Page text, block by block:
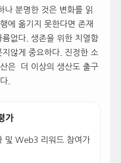
나 분명한 것은 변화를 읽
에 옮기지 못한다면 존재
없다. 생존을 위한 치열함
않게 중요하다. 진정한 소
은 더 이상의 생산도 출구
.
가
및 Web3 리워드 참여가